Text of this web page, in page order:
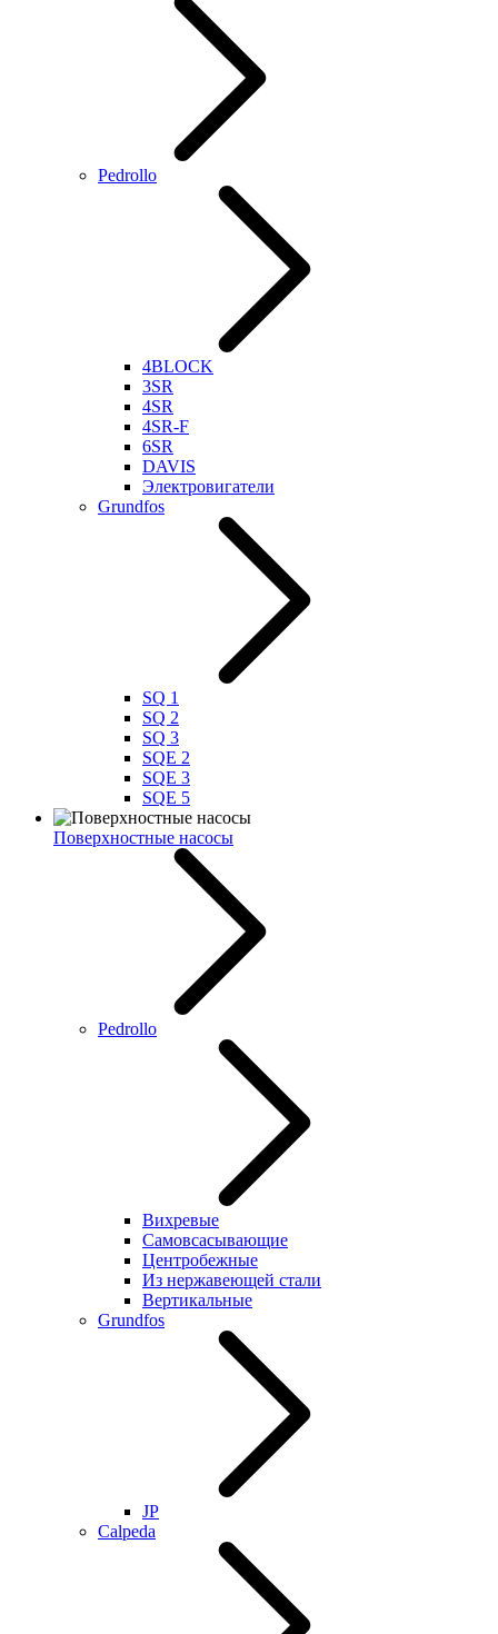
Pedrollo
4BLOCK
3SR
4SR
4SR-F
6SR
DAVIS
Электровигатели
Grundfos
SQ 1
SQ 2
SQ 3
SQE 2
SQE 3
SQE 5
Поверхностные насосы
Pedrollo
Вихревые
Самовсасывающие
Центробежные
Из нержавеющей стали
Вертикальные
Grundfos
JP
Calpeda